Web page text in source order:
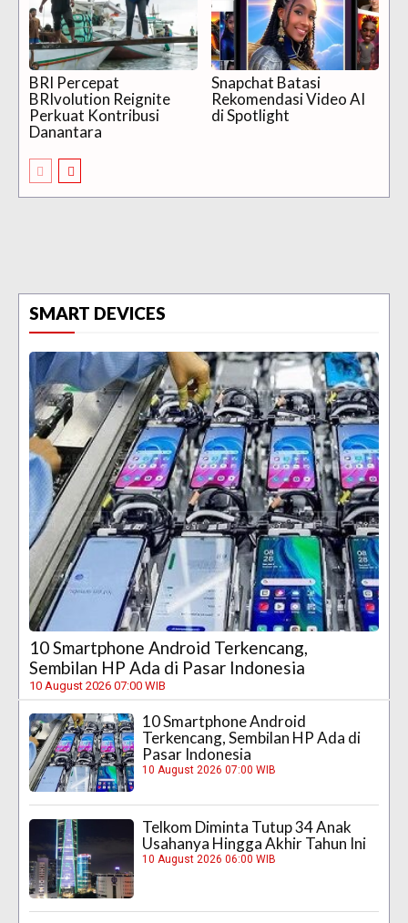
BRI Percepat
BRIvolution Reignite
Perkuat Kontribusi
Danantara
Snapchat Batasi
Rekomendasi Video AI
di Spotlight
SMART DEVICES
10 Smartphone Android Terkencang,
Sembilan HP Ada di Pasar Indonesia
10 August 2026 07:00 WIB
10 Smartphone Android
Terkencang, Sembilan HP Ada di
Pasar Indonesia
10 August 2026 07:00 WIB
Telkom Diminta Tutup 34 Anak
Usahanya Hingga Akhir Tahun Ini
10 August 2026 06:00 WIB